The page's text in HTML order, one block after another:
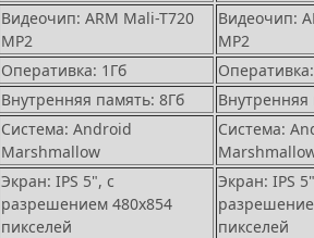
Видеочип: ARM Mali-T720
MP2
Видеочип:
MP2
Оперативка: 1Гб
Внутренняя память: 8Гб
Внутренняя
Система: Android
Marshmallow
Система:
Экран: IPS 5", с
разрешением 480х854
пикселей
Экран: IPS
пикселей